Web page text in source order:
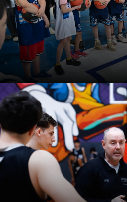
Asesoramiento
escuelas y
básquet
El equipo de LG Básquet abre
durante un año, un seguimiento
instituciones deportivas. Los